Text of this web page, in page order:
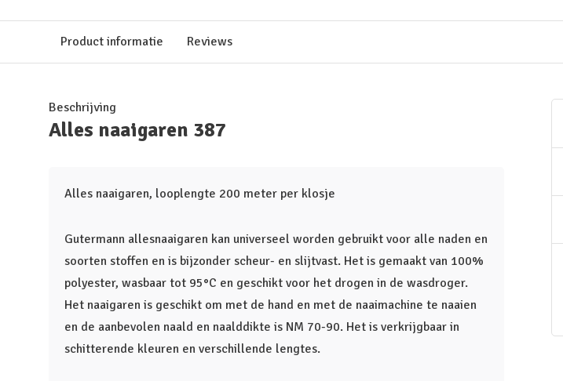
Product informatie Reviews
Beschrijving
Alles naaigaren 387
Alles naaigaren, looplengte 200 meter per klosje
Gutermann allesnaaigaren kan universeel worden gebruikt voor alle naden en
soorten stoffen en is bijzonder scheur- en slijtvast. Het is gemaakt van 100%
polyester, wasbaar tot 95°C en geschikt voor het drogen in de wasdroger.
Het naaigaren is geschikt om met de hand en met de naaimachine te naaien
en de aanbevolen naald en naalddikte is NM 70-90. Het is verkrijgbaar in
schitterende kleuren en verschillende lengtes.